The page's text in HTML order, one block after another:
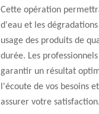
Cette opération
d'eau et les
usage des produits de
durée. Les
garantir un résultat
l'écoute de vos besoins
assurer votre